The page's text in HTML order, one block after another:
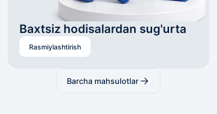
Baxtsiz hodisalardan sug'urta
Rasmiylashtirish
Barcha mahsulotlar